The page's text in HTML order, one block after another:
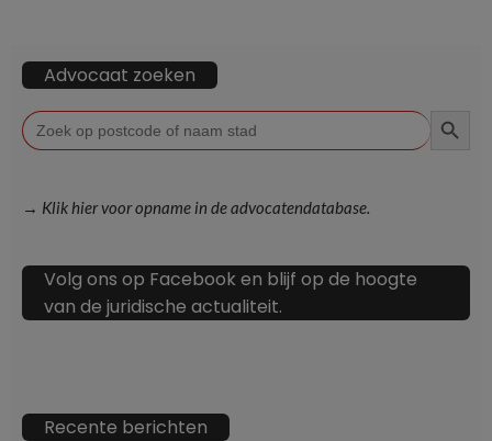
Advocaat zoeken
Zoek
naar:
→ Klik hier voor opname in de advocatendatabase.
Volg ons op Facebook en blijf op de hoogte
van de juridische actualiteit.
Recente berichten